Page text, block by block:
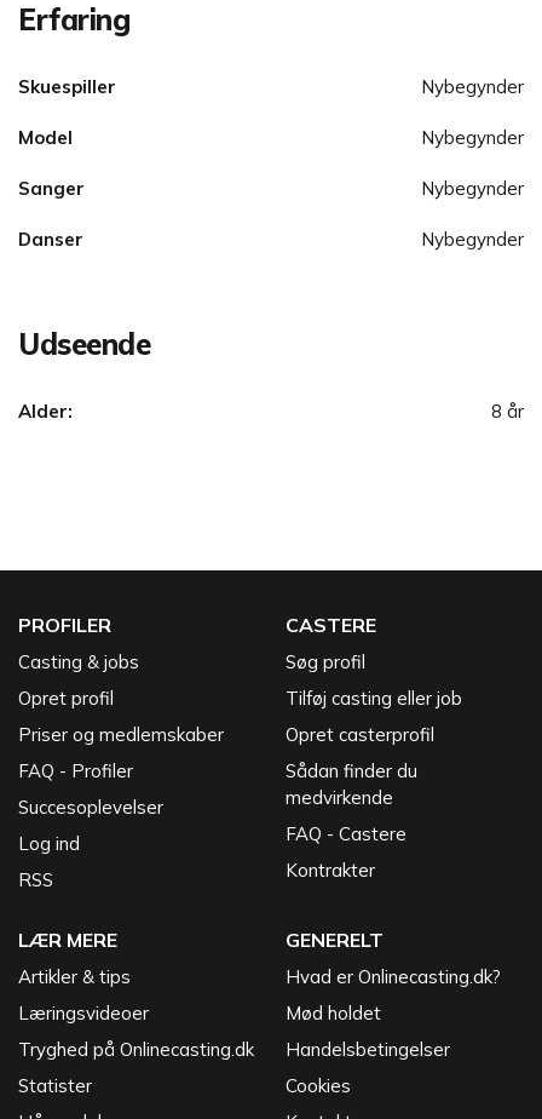
Erfaring
Skuespiller Nybegynder
Model Nybegynder
Sanger Nybegynder
Danser Nybegynder
Udseende
Alder: 8 år
PROFILER
Casting & jobs
Opret profil
Priser og medlemskaber
FAQ - Profiler
Succesoplevelser
Log ind
RSS
CASTERE
Søg profil
Tilføj casting eller job
Opret casterprofil
Sådan finder du
medvirkende
FAQ - Castere
Kontrakter
LÆR MERE
Artikler & tips
Læringsvideoer
Tryghed på Onlinecasting.dk
Statister
GENERELT
Hvad er Onlinecasting.dk?
Mød holdet
Handelsbetingelser
Cookies